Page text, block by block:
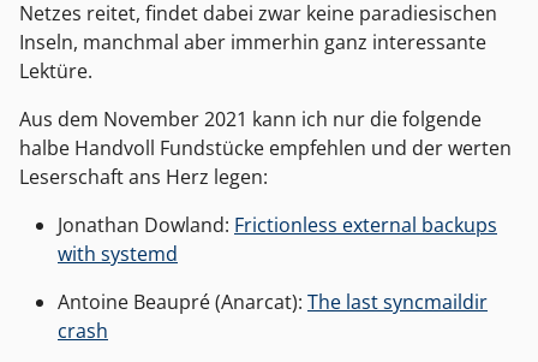
Netzes reitet, findet dabei zwar keine paradiesischen
Inseln, manchmal aber immerhin ganz interessante
Lektüre.
Aus dem November 2021 kann ich nur die folgende
halbe Handvoll Fundstücke empfehlen und der werten
Leserschaft ans Herz legen:
Jonathan Dowland: Frictionless external backups
with systemd
Antoine Beaupré (Anarcat): The last syncmaildir
crash